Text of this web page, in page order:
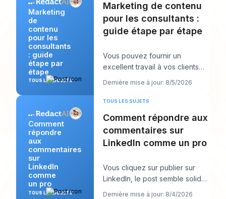
Marketing
de
contenu
pour les
consultants
: guide
étape par
étape
TOUS LES SUJETS
Marketing de contenu
pour les consultants :
guide étape par étape
Vous pouvez fournir un
excellent travail à vos clients
tout en vous sentant
étrangement invisible en
Dernière mise à jour: 8/5/2026
Comment
répondre
aux
commentaires
sur
LinkedIn
comme
un pro
TOUS LES SUJETS
TOUS LES SUJETS
Comment répondre aux
commentaires sur
LinkedIn comme un pro
Vous cliquez sur publier sur
LinkedIn, le post semble solide,
puis le vrai travail commence.
Dernière mise à jour: 8/4/2026